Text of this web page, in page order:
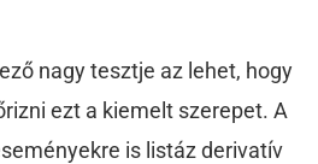
nagy tesztje az lehet, hogy
ezt a kiemelt szerepet. A
is listáz derivatív